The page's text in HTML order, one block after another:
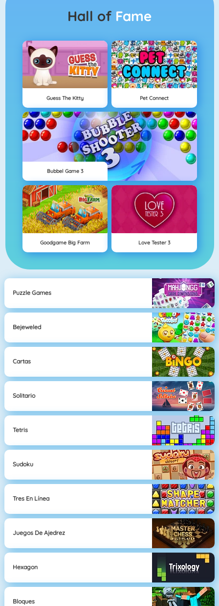
Hall of Fame
Guess The Kitty Pet Connect
Bubbel Game 3
Goodgame Big Farm Love Tester 3
Puzzle Games
Bejeweled
Cartas
Solitario
Tetris
Sudoku
Tres En Línea
Juegos De Ajedrez
Hexagon
Bloques